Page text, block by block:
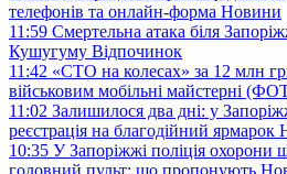
телефонів та онлайн-форма Новини
11:59 Смертельна атака біля
Кушугуму Відпочинок
11:42 «СТО на колесах» за 12 млн
військовим мобільні майстерні
11:02 Залишилося два дні: у
реєстрація на благодійний ярмарок
10:35 У Запоріжжі поліція охорони
головний пульт: що пропонують